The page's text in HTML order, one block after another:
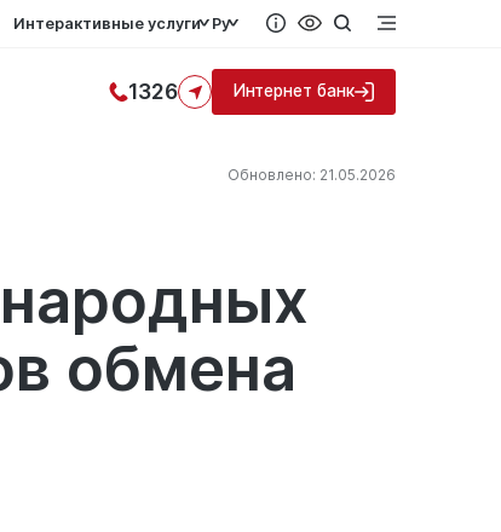
Интерактивные услуги Ру
1326 Интернет банк
Обновлено: 21.05.2026
обмена